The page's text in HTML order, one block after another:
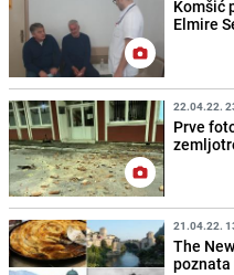
Komšić
Elmire
22.04.22.
Prve
21.04.22.
The
poznata